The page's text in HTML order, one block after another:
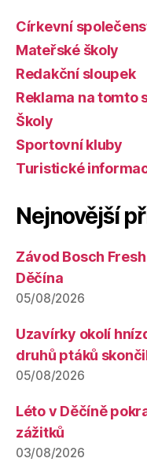
Církevní
Mateřské školy
Redakční sloupek
Reklama na tomto
Školy
Sportovní kluby
Turistické
Nejnovější
Závod Bosch
Děčína
05/08/2026
Uzavírky okolí
druhů ptáků
05/08/2026
Léto v Děčíně
zážitků
03/08/2026